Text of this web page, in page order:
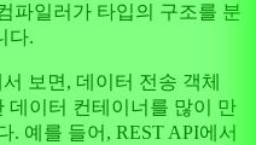
파일러가 타입의 구조를 분
다.
보면, 데이터 전송 객체
데이터 컨테이너를 많이 만
. 예를 들어, REST API에서